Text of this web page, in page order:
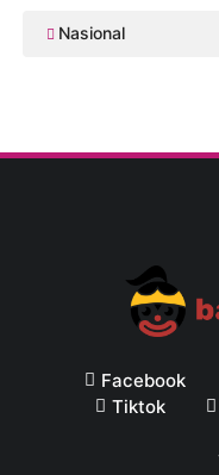
Nasional
Facebook
Tiktok